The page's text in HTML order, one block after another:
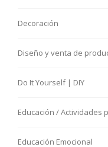
Decoración
Diseño y venta de
Do It Yourself | DIY
Educación / Actividades
Educación Emocional